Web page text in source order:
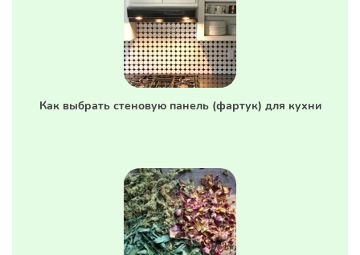
Как выбрать стеновую панель (фартук) для кухни